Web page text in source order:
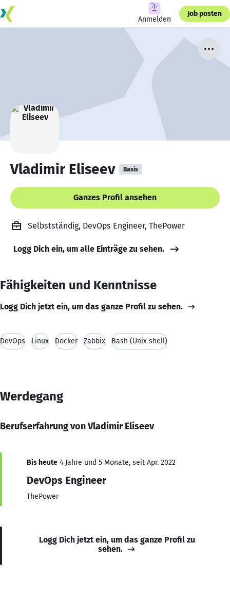
Anmelden
Job posten
Vladimir Eliseev Basis
Ganzes Profil ansehen
Selbstständig, DevOps Engineer, ThePower
Logg Dich ein, um alle Einträge zu sehen.
Fähigkeiten und Kenntnisse
Logg Dich jetzt ein, um das ganze Profil zu sehen.
DevOps Linux Docker Zabbix Bash (Unix shell)
Werdegang
Berufserfahrung von Vladimir Eliseev
Bis heute 4 Jahre und 5 Monate, seit Apr. 2022
DevOps Engineer
ThePower
Logg Dich jetzt ein, um das ganze Profil zu
sehen.